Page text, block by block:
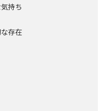
持ち
存在